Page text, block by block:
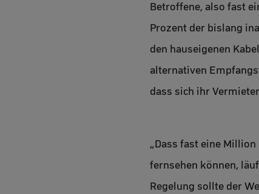
Betroffene, also fast
Prozent der bislang
den hauseigenen
alternativen
dass sich ihr
„Dass fast eine
fernsehen können,
Regelung sollte der